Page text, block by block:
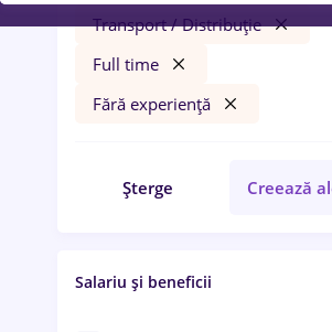
Transport / Distribuție
Full time
Fără experiență
Șterge Creează
Salariu și beneficii